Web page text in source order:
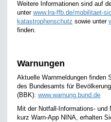
Weitere Informationen sind auf
unter www.lra-ffb.de/mobilitaet-
katastrophenschutz sowie unter
finden.
Warnungen
Aktuelle Warnmeldungen finden
des Bundesamts für
(BBK): www.warnung.bund.de
Mit der Notfall-Informations-
kurz Warn-App NINA, erhalten